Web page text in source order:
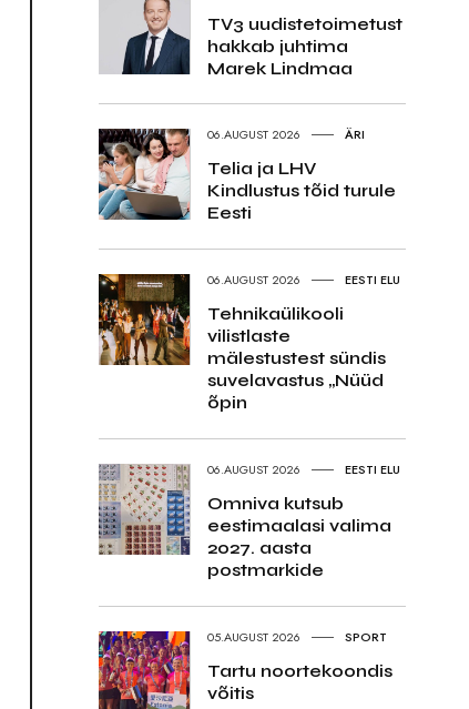
TV3 uudistetoimetust
hakkab juhtima
Marek Lindmaa
06.AUGUST 2026 ÄRI
Telia ja LHV
Kindlustus tõid turule
Eesti
06.AUGUST 2026 EESTI ELU
Tehnikaülikooli
vilistlaste
mälestustest sündis
suvelavastus „Nüüd
õpin
06.AUGUST 2026 EESTI ELU
Omniva kutsub
eestimaalasi valima
2027. aasta
postmarkide
05.AUGUST 2026 SPORT
Tartu noortekoondis
võitis